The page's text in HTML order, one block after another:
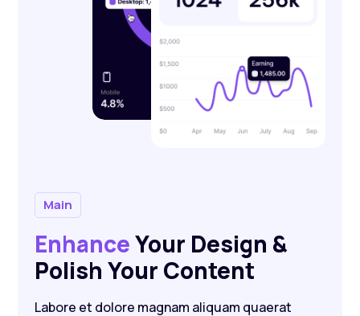
Main
EnhanceYour Design &
Polish Your Content
Labore et dolore magnam aliquam quaerat